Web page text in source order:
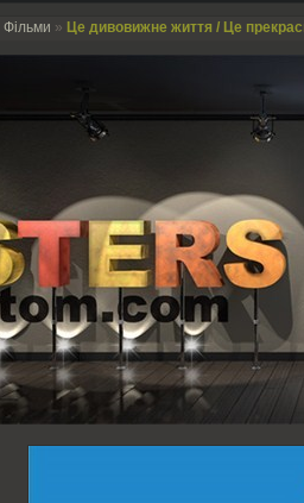
Фільми » Це дивовижне життя / Це